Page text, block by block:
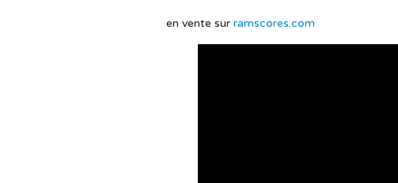
en vente sur ramscores.com